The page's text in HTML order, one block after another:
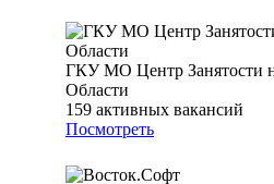
ГКУ МО Центр Занятости
Области
159 активных вакансий
Посмотреть